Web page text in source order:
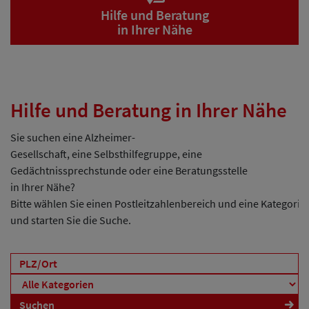
Hilfe und Beratung
in Ihrer Nähe
Hilfe und Beratung in Ihrer Nähe
Sie suchen eine Alzheimer-
Gesellschaft, eine Selbsthilfegruppe, eine
Gedächtnissprechstunde oder eine Beratungsstelle
in Ihrer Nähe?
Bitte wählen Sie einen Postleitzahlenbereich und eine Kategorie
und starten Sie die Suche.
Suchen
5
14